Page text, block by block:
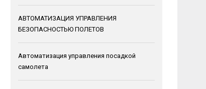
АВТОМАТИЗАЦИЯ УПРАВЛЕНИЯ
БЕЗОПАСНОСТЬЮ ПОЛЕТОВ
Автоматизация управления посадкой
самолета